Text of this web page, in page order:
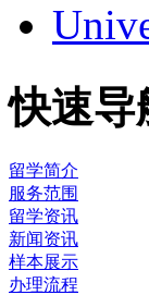
快速导
留学简介
服务范围
留学资讯
新闻资讯
样本展示
办理流程